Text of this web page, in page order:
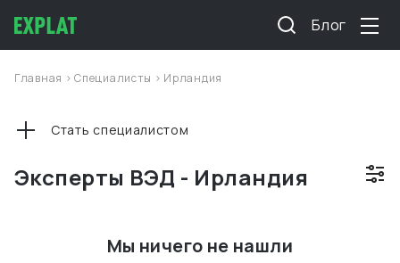
Блог
Главная >Специалисты > Ирландия
Эксперты ВЭД - Ирландия
Стать специалистом
Мы ничего не нашли